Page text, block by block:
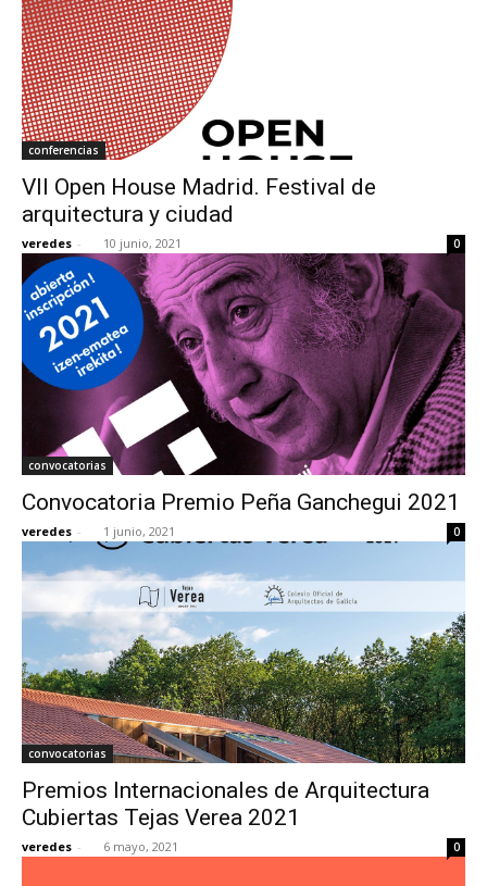
conferencias
VII Open House Madrid. Festival de
arquitectura y ciudad
veredes - 10 junio, 2021 0
convocatorias
Convocatoria Premio Peña Ganchegui 2021
veredes - 1 junio, 2021 0
convocatorias
Premios Internacionales de Arquitectura
Cubiertas Tejas Verea 2021
veredes - 6 mayo, 2021 0